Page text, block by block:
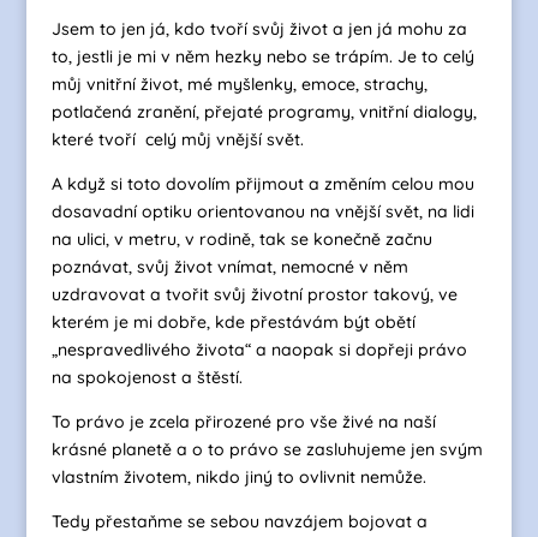
Jsem to jen já, kdo tvoří svůj život a jen já mohu za
to, jestli je mi v něm hezky nebo se trápím. Je to celý
můj vnitřní život, mé myšlenky, emoce, strachy,
potlačená zranění, přejaté programy, vnitřní dialogy,
které tvoří celý můj vnější svět.
A když si toto dovolím přijmout a změním celou mou
dosavadní optiku orientovanou na vnější svět, na lidi
na ulici, v metru, v rodině, tak se konečně začnu
poznávat, svůj život vnímat, nemocné v něm
uzdravovat a tvořit svůj životní prostor takový, ve
kterém je mi dobře, kde přestávám být obětí
„nespravedlivého života“ a naopak si dopřeji právo
na spokojenost a štěstí.
To právo je zcela přirozené pro vše živé na naší
krásné planetě a o to právo se zasluhujeme jen svým
vlastním životem, nikdo jiný to ovlivnit nemůže.
Tedy přestaňme se sebou navzájem bojovat a